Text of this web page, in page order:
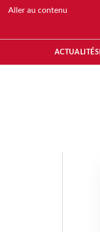
Aller au contenu
ACTUALITÉS